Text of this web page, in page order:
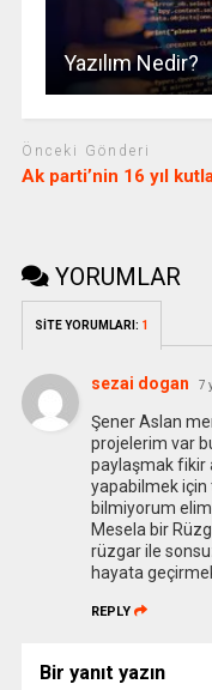
Yazılım Nedir?
Önceki Gönderi
Ak parti’nin 16 yıl
YORUMLAR
SİTE YORUMLARI: 1
sezai dogan 7
Şener Aslan
projelerim var
paylaşmak fikir
yapabilmek için
bilmiyorum
Mesela bir
rüzgar ile
hayata
REPLY
Bir yanıt yazın